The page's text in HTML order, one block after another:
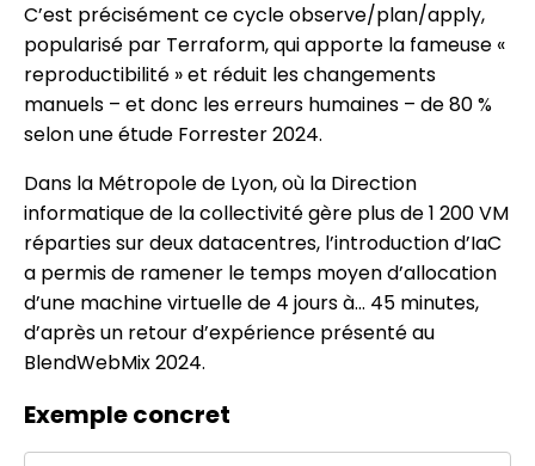
C’est précisément ce cycle observe/plan/apply,
popularisé par Terraform, qui apporte la fameuse «
reproductibilité » et réduit les changements
manuels – et donc les erreurs humaines – de 80 %
selon une étude Forrester 2024.
Dans la Métropole de Lyon, où la Direction
informatique de la collectivité gère plus de 1 200 VM
réparties sur deux datacentres, l’introduction d’IaC
a permis de ramener le temps moyen d’allocation
d’une machine virtuelle de 4 jours à… 45 minutes,
d’après un retour d’expérience présenté au
BlendWebMix 2024.
Exemple concret